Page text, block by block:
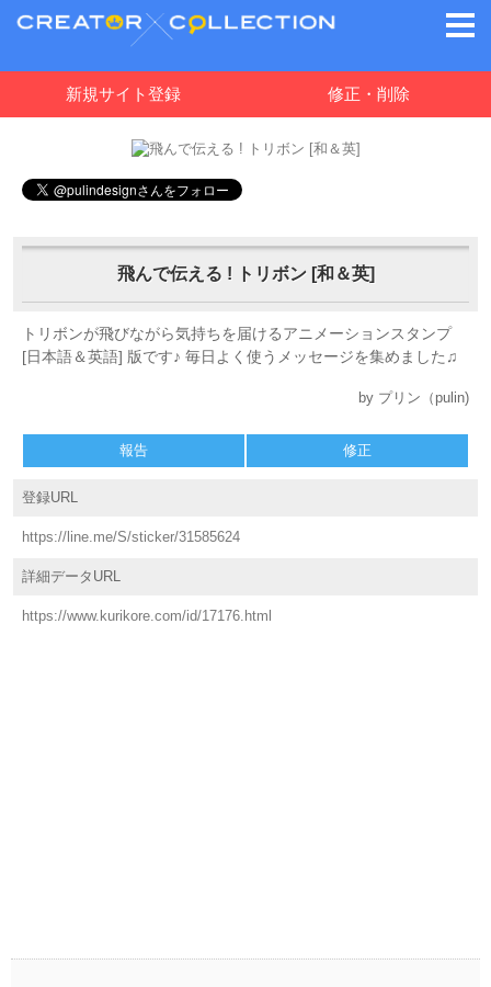
新規サイト登録 修正・削除
飛んで伝える ! トリボン [和＆英]
トリボンが飛びながら気持ちを届けるアニメーションスタンプ
[日本語＆英語] 版です♪ 毎日よく使うメッセージを集めました♫
by プリン（pulin)
報告 修正
登録URL
https://line.me/S/sticker/31585624
詳細データURL
https://www.kurikore.com/id/17176.html